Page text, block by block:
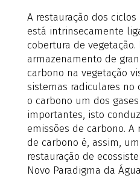
A restauração dos
está intrinsecamente
cobertura de
armazenamento de
carbono na vegetação
sistemas radiculares no
o carbono um dos
importantes, isto
emissões de carbono. A
de carbono é, assim,
restauração de
Novo Paradigma da